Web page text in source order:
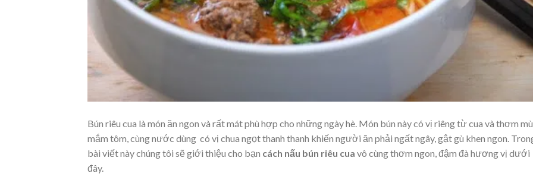
Bún riêu cua là món ăn ngon và rất mát phù hợp cho những ngày hè. Món bún này có vị riêng từ cua và thơm
mắm tôm, cùng nước dùng có vị chua ngọt thanh thanh khiến người ăn phải ngất ngây, gật gù khen ngon.
bài viết này chúng tôi sẽ giới thiệu cho bạn cách nấu bún riêu cua vô cùng thơm ngon, đậm đà hương vị dưới
đây.